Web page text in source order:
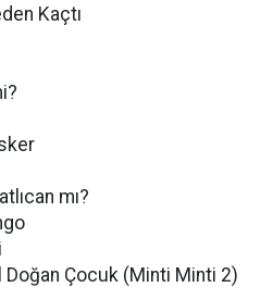
Kaçtı
mı?
Doğan Çocuk (Minti Minti 2)